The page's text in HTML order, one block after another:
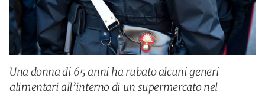
Una donna di 65 anni ha rubato alcuni generi
alimentari all’interno di un supermercato nel